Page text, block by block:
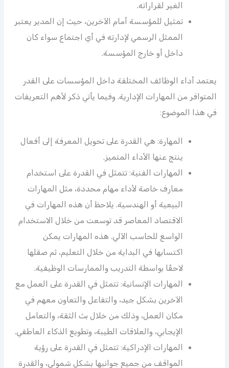
الغير لقراراته.
تمثيل للمؤسسة أمام الآخرين، حيث إن المدير يعتبر
الممثل الرسمي لإدارته في أي اجتماع سواء كان
داخل أو خارج المؤسسة.
يعتمد أداء الوظائف المختلفة داخل المؤسسات على القدر
المتوافر من المهارات الإدارية. وفيما يأتي ذكر لأهم التعريفات
في هذا الموضوع:
المهارة: هي القدرة على تحويل المعرفة إلى أفعال
ينتج عنها الأداء المتميز.
المهارات الفنية: تتمثل في القدرة على استخدام
معارف خاصة لأداء مهام محددة، مثل المهارات
البيعية أو الهندسية. يلاحظ أن هذه المهارات في
الاقتصاد المعاصر قد توسعت من خلال الاستخدام
الواسع للحاسب الآلي. هذه المهارات يمكن
اكتسابها في البداية من خلال التعليم، ثم صقلها
لاحقًا بواسطة التدريب والممارسات الوظيفية.
المهارات الإنسانية: تتمثل في القدرة على العمل مع
الآخرين بشكل جيد، والتفاعل والتعاون معهم في
مكان العمل، وذلك من خلال بث الثقة، والتعامل
الإيجابي، والعلاقات الطيبة، وتطويع الذكاء العاطفي.
المهارات الإدراكية: تتمثل في القدرة على رؤية
المواقف من جميع جوانبها بشكل شمولي، والقدرة